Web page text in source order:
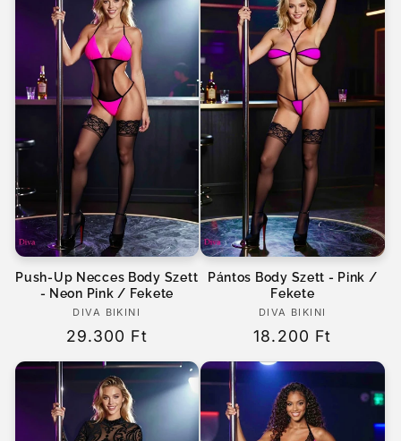
Push-Up Necces Body Szett
- Neon Pink / Fekete
Forgalmazó:
DIVA BIKINI
Normál
ár
29.300 Ft
Pántos Body Szett - Pink /
Fekete
Forgalmazó:
DIVA BIKINI
Normál
ár
18.200 Ft